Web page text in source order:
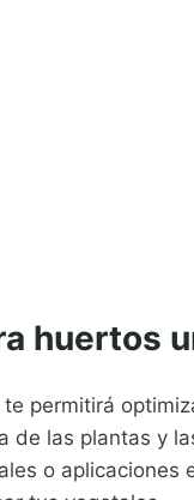
huertos
permitirá
de las plantas y
o aplicaciones